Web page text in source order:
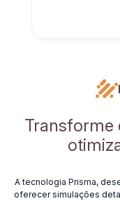
Transforme
A tecnologia Prisma,
oferecer simulações